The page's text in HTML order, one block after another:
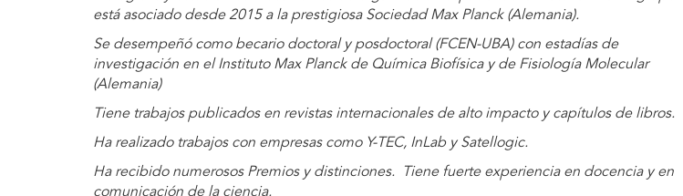
está asociado desde 2015 a la prestigiosa Sociedad Max Planck (Alemania).
Se desempeñó como becario doctoral y posdoctoral (FCEN-UBA) con estadías de
investigación en el Instituto Max Planck de Química Biofísica y de Fisiología Molecular
(Alemania)
Tiene trabajos publicados en revistas internacionales de alto impacto y capítulos de libros.
Ha realizado trabajos con empresas como Y-TEC, InLab y Satellogic.
Ha recibido numerosos Premios y distinciones. Tiene fuerte experiencia en docencia y en
comunicación de la ciencia.